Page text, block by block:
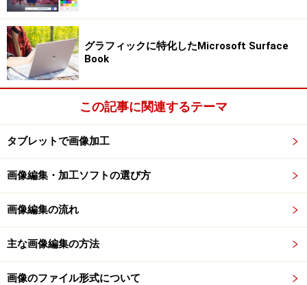
グラフィックに特化したMicrosoft Surface
Book
この記事に関連するテーマ
タブレットで画像加工
画像編集・加工ソフトの選び方
画像編集の流れ
主な画像編集の方法
画像のファイル形式について